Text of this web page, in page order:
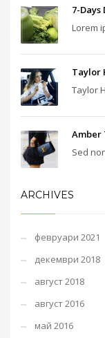
7-Days
Lorem
Taylor
Taylor
Amber
Sed
ARCHIVES
февруари 2021
декември 2018
август 2018
август 2016
май 2016